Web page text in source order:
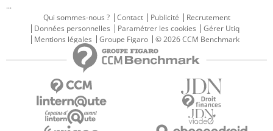
...
Qui sommes-nous ?
Contact Publicité
Recrutement
Données personnelles
Paramétrer les cookies
Gérer Utiq
Mentions légales
Groupe Figaro © 2026 CCM Benchmark